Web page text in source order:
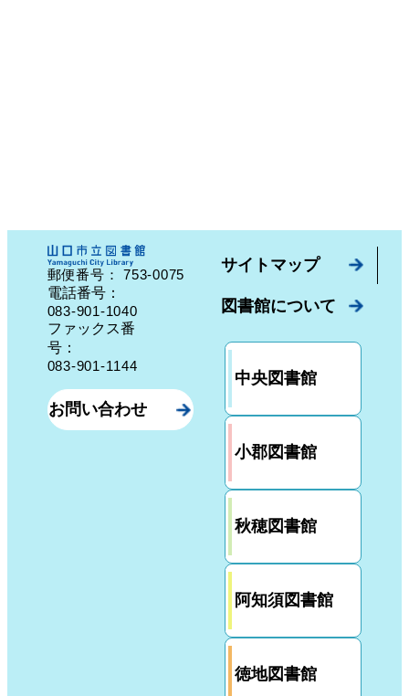
郵便番号：753-0075 山口県山口市中園町７番７号
電話番号：
083-901-1040
ファックス番
号：
083-901-1144
お問い合わせ
サイトマップ
図書館について
中央図書館
小郡図書館
秋穂図書館
阿知須図書館
徳地図書館